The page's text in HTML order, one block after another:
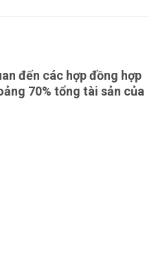
đến các hợp đồng hợp
70% tổng tài sản của